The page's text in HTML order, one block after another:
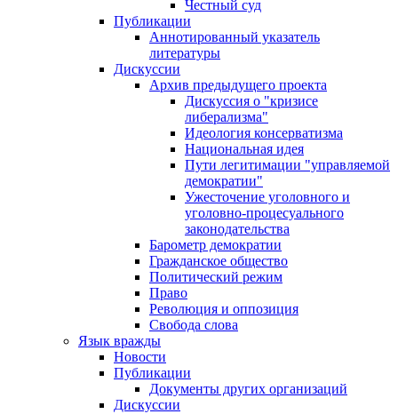
Честный суд
Публикации
Аннотированный указатель
литературы
Дискуссии
Архив предыдущего проекта
Дискуссия о "кризисе
либерализма"
Идеология консерватизма
Национальная идея
Пути легитимации "управляемой
демократии"
Ужесточение уголовного и
уголовно-процесуального
законодательства
Барометр демократии
Гражданское общество
Политический режим
Право
Революция и оппозиция
Свобода слова
Язык вражды
Новости
Публикации
Документы других организаций
Дискуссии